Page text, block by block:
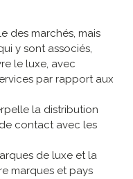
des marchés, mais
y sont associés,
le luxe, avec
par rapport aux
la distribution
contact avec les
de luxe et la
marques et pays